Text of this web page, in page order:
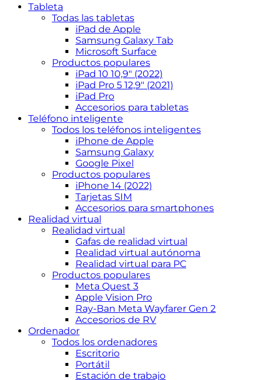
Tableta
Todas las tabletas
iPad de Apple
Samsung Galaxy Tab
Microsoft Surface
Productos populares
iPad 10 10,9″ (2022)
iPad Pro 5 12,9″ (2021)
iPad Pro
Accesorios para tabletas
Teléfono inteligente
Todos los teléfonos inteligentes
iPhone de Apple
Samsung Galaxy
Google Pixel
Productos populares
iPhone 14 (2022)
Tarjetas SIM
Accesorios para smartphones
Realidad virtual
Realidad virtual
Gafas de realidad virtual
Realidad virtual autónoma
Realidad virtual para PC
Productos populares
Meta Quest 3
Apple Vision Pro
Ray-Ban Meta Wayfarer Gen 2
Accesorios de RV
Ordenador
Todos los ordenadores
Escritorio
Portátil
Estación de trabajo